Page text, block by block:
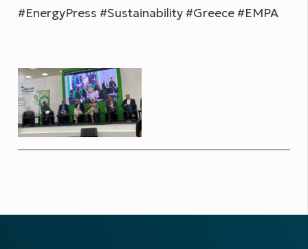
#EnergyPress #Sustainability #Greece #EMPA